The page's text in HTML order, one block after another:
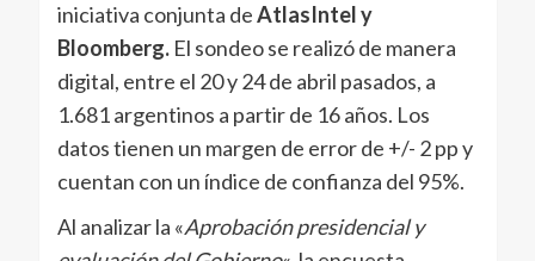
iniciativa conjunta deAtlasIntel y
Bloomberg.El sondeo se realizó de manera
digital, entre el 20 y 24 de abril pasados, a
1.681 argentinos a partir de 16 años. Los
datos tienen un margen de error de +/- 2 pp y
cuentan con un índice de confianza del 95%.
Al analizar la «Aprobación presidencial y